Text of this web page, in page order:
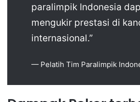
paralimpik Indonesia
mengukir prestasi di
internasional.”
— Pelatih Tim Paralimpik